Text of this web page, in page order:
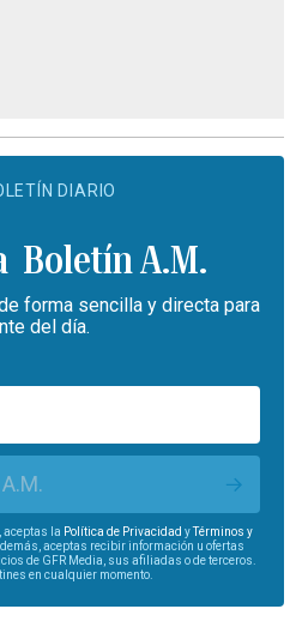
DIARIO
Boletín A.M.
forma sencilla y directa para
del día.
aceptas la Política de Privacidad yTérminos y
aceptas recibir información u ofertas
de GFR Media, sus afiliadas o de terceros.
en cualquier momento.